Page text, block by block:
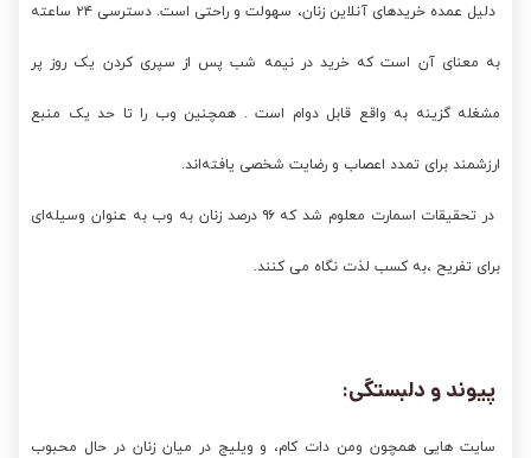
دلیل عمده خریدهای آنلاین زنان، سهولت و راحتی است. دسترسی ۲۴ ساعته
به معنای آن است که خرید در نیمه شب پس از سپری کردن یک روز پر
مشغله گزینه به واقع قابل دوام است . همچنین وب را تا حد یک منبع
ارزشمند برای تمدد اعصاب و رضایت شخصی یافته‌اند.
در تحقیقات اسمارت معلوم شد که ۹۶ درصد زنان به وب به عنوان وسیله‌ای
برای تفریح ،به کسب لذت نگاه می کنند.
پیوند و دلبستگی:
سایت هایی همچون ومن دات کام، و ویلیج در میان زنان در حال محبوب